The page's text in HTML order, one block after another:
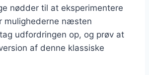
nødder til at eksperimentere
mulighederne næsten
udfordringen op, og prøv at
af denne klassiske